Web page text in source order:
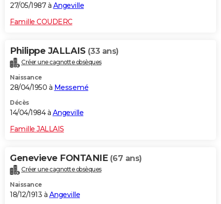
27/05/1987 à Angeville
Famille COUDERC
Philippe JALLAIS (33 ans)
Créer une cagnotte obsèques
Naissance
28/04/1950 à Messemé
Décès
14/04/1984 à Angeville
Famille JALLAIS
Genevieve FONTANIE (67 ans)
Créer une cagnotte obsèques
Naissance
18/12/1913 à Angeville